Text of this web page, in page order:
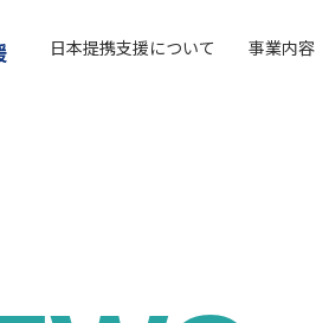
日本提携支援について 事業内容